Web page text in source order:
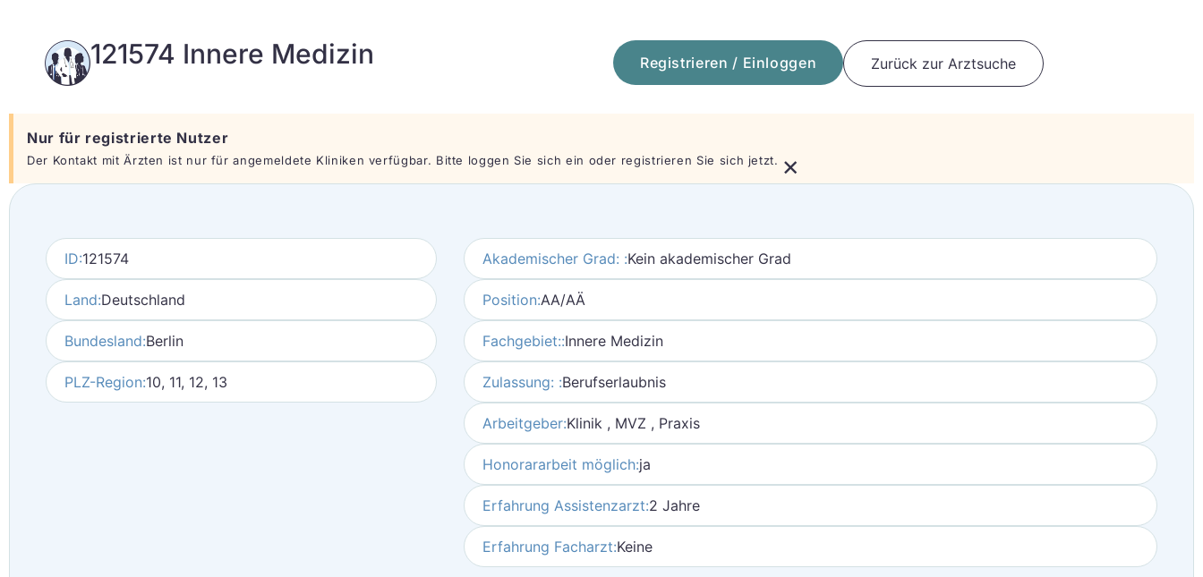
121574 Innere Medizin Registrieren / Einloggen Zurück zur Arztsuche
Nur für registrierte Nutzer
Der Kontakt mit Ärzten ist nur für angemeldete Kliniken verfügbar. Bitte loggen Sie sich ein oder registrieren Sie sich jetzt. ×
ID:121574
Land:Deutschland
Bundesland:Berlin
PLZ-Region:10, 11, 12, 13
Akademischer Grad: :Kein akademischer Grad
Position:AA/AÄ
Fachgebiet::Innere Medizin
Zulassung: :Berufserlaubnis
Arbeitgeber:Klinik , MVZ , Praxis
Honorararbeit möglich:ja
Erfahrung Assistenzarzt:2 Jahre
Erfahrung Facharzt:Keine